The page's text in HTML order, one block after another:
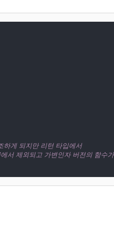
하게 되지만 리턴 타입에서
서 제외되고 가변인자 버전의 함수